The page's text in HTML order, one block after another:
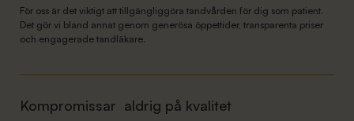
För oss är det viktigt att tillgängliggöra tandvården för dig som patient.
Det gör vi bland annat genom generösa öppettider, transparenta priser
och engagerade tandläkare.
Kompromissar aldrig på kvalitet